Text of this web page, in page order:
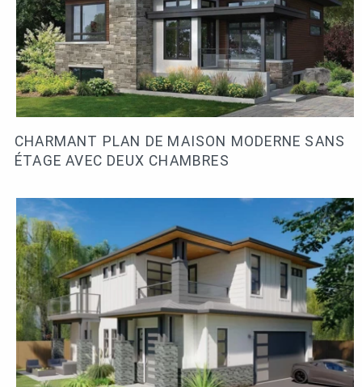
CHARMANT PLAN DE MAISON MODERNE SANS
ÉTAGE AVEC DEUX CHAMBRES